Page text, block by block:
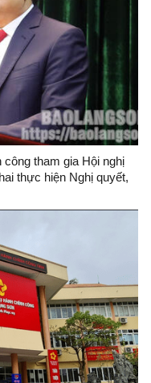
tham gia Hội nghị
thực hiện Nghị quyết,